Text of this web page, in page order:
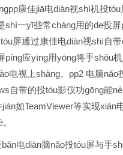
康佳jiā电diàn视shì机投
shì一yī些常cháng用的de投
屏通过康佳电diàn视shì自
píng应yīng用yòng将手shǒu
电视上shàng。pp2 电脑nǎo
自带的投tóu影仪功gōng能
如TeamViewer等实现xiàn
电diàn脑nǎo投tóu屏与手